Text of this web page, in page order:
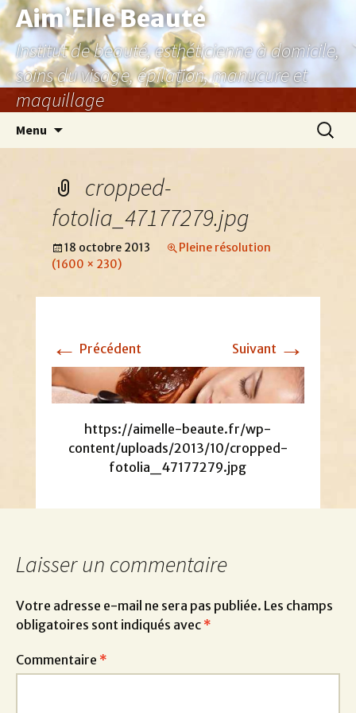
Aller
contenu
Aim’Elle Beauté
Institut de beauté, esthéticienne à domicile,
soins du visage, épilation, manucure et
maquillage
Menu
cropped-
fotolia_47177279.jpg
18 octobre 2013
Pleine résolution
(1600 × 230)
← Précédent Suivant →
https://aimelle-beaute.fr/wp-
content/uploads/2013/10/cropped-
fotolia_47177279.jpg
Laisser un commentaire
Votre adresse e-mail ne sera pas publiée. Les champs
obligatoires sont indiqués avec *
Commentaire *